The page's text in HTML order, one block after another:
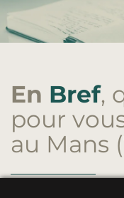
En Bref,
pour
au Mans